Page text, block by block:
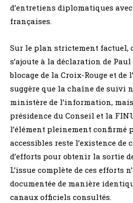
d’entretiens diplomatiques
françaises.
Sur le plan strictement factuel,
s’ajoute à la déclaration de
blocage de la Croix-Rouge et de
suggère que la chaîne de suivi
ministère de l’information,
présidence du Conseil et la
l’élément pleinement confirmé
accessibles reste l’existence de
d’efforts pour obtenir la sortie
L’issue complète de ces efforts
documentée de manière
canaux officiels consultés.